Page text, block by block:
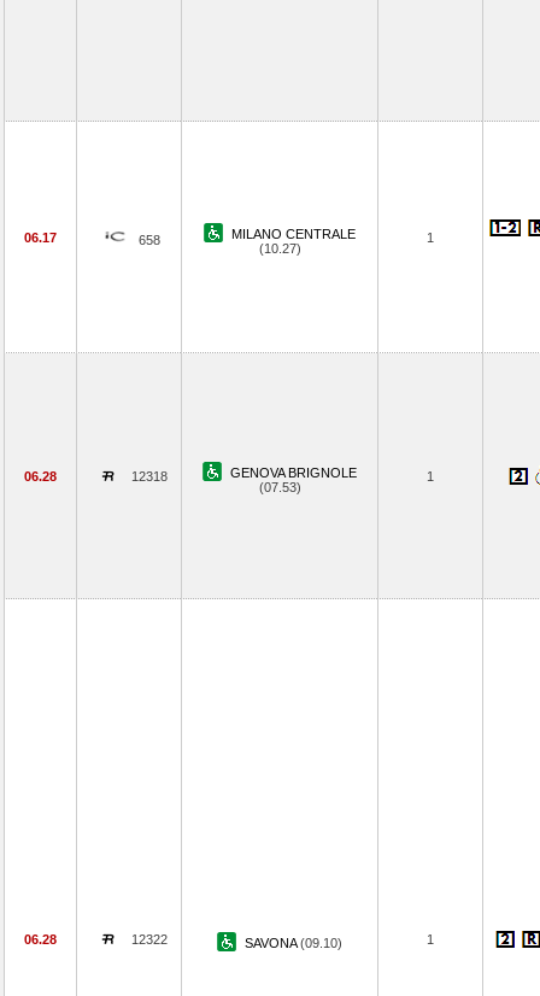
06.17 658
MILANO CENTRALE
(10.27)
1
06.28 12318
GENOVA BRIGNOLE
(07.53)
1
06.28 12322 SAVONA(09.10) 1